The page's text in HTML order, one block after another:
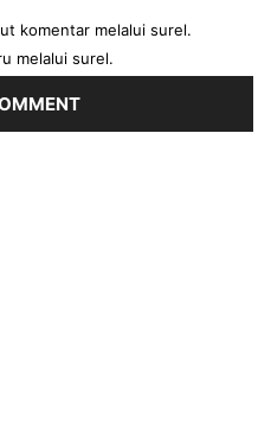
komentar melalui surel.
melalui surel.